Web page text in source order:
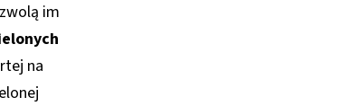
im
na